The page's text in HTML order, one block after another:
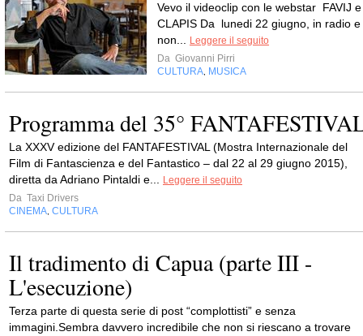
Vevo il videoclip con le webstar FAVIJ e
CLAPIS Da lunedi 22 giugno, in radio e
non...
Leggere il seguito
Da Giovanni Pirri
CULTURA MUSICA
Programma del 35°
La XXXV edizione del FANTAFESTIVAL (Mostra Internazionale del
Film di Fantascienza e del Fantastico – dal 22 al 29 giugno 2015),
diretta da Adriano Pintaldi e...
Leggere il seguito
Da Taxi Drivers
CINEMA CULTURA
Il tradimento di Capua (parte III -
L'esecuzione)
Terza parte di questa serie di post “complottisti” e senza
immagini.Sembra davvero incredibile che non si riescano a trovare